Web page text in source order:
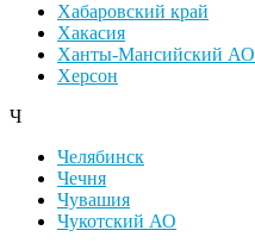
Хабаровский край
Хакасия
Ханты-Мансийский АО
Херсон
Ч
Челябинск
Чечня
Чувашия
Чукотский АО